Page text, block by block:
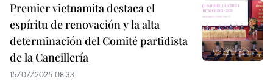
Premier vietnamita destaca el
espíritu de renovación y la alta
determinación del Comité partidista
de la Cancillería
15/07/2025 08:33